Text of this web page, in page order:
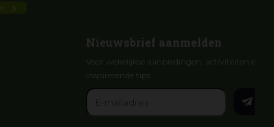
Nieuwsbrief aanmelden
Voor wekelijkse aanbiedingen, activiteiten en
inspirerende tips